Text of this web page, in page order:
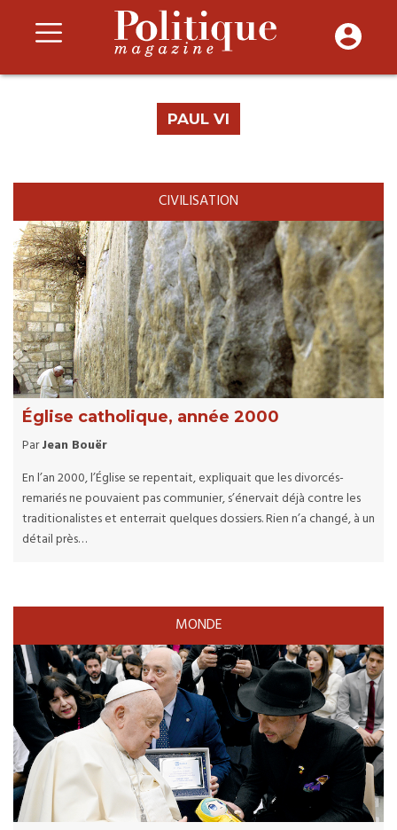
PAUL VI
CIVILISATION
Église catholique, année 2000
ParJean Bouër
En l’an 2000, l’Église se repentait, expliquait que les divorcés-
remariés ne pouvaient pas communier, s’énervait déjà contre les
traditionalistes et enterrait quelques dossiers. Rien n’a changé, à un
détail près…
MONDE